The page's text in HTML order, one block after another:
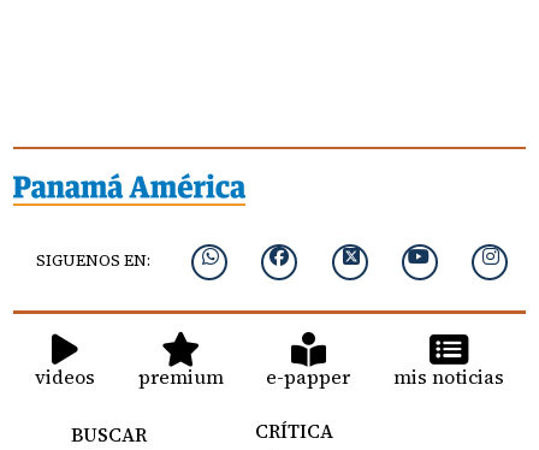
SIGUENOS EN:
videos premium e-papper mis noticias
BUSCAR
CRÍTICA